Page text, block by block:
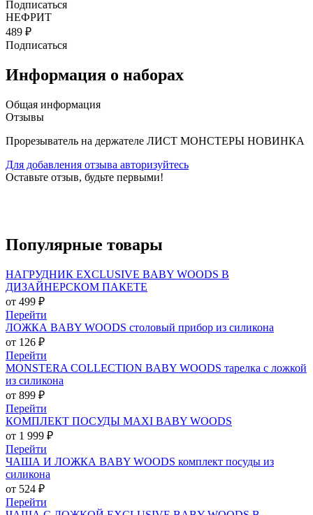
Подписаться
НЕФРИТ
489 ₽
Подписаться
Информация о наборах
Общая информация
Отзывы
Прорезыватель на держателе ЛИСТ МОНСТЕРЫ НОВИНКА
Для добавления отзыва авторизуйтесь
Оставьте отзыв, будьте первыми!
Популярные товары
НАГРУДНИК EXCLUSIVE BABY WOODS В
ДИЗАЙНЕРСКОМ ПАКЕТЕ
от 499 ₽
Перейти
ЛОЖКА BABY WOODS столовый прибор из силикона
от 126 ₽
Перейти
MONSTERA COLLECTION BABY WOODS тарелка с ложкой
из силикона
от 899 ₽
Перейти
КОМПЛЕКТ ПОСУДЫ MAXI BABY WOODS
от 1 999 ₽
Перейти
ЧАША И ЛОЖКА BABY WOODS комплект посуды из
силикона
от 524 ₽
Перейти